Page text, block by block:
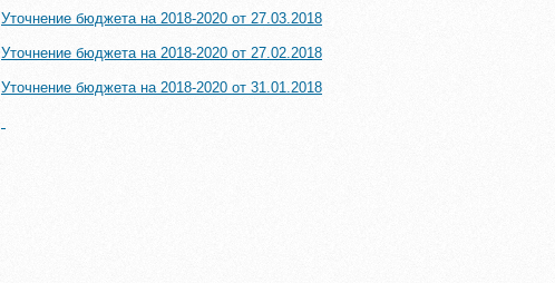
Уточнение бюджета на 2018-2020 от 27.03.2018
Уточнение бюджета на 2018-2020 от 27.02.2018
Уточнение бюджета на 2018-2020 от 31.01.2018